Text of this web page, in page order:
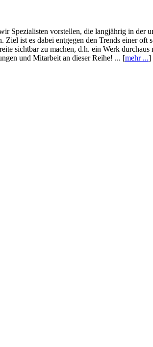
Spezialisten vorstellen, die langjährig in der
ist es dabei entgegen den Trends einer oft
sichtbar zu machen, d.h. ein Werk
und Mitarbeit an dieser Reihe! ... [mehr ...]